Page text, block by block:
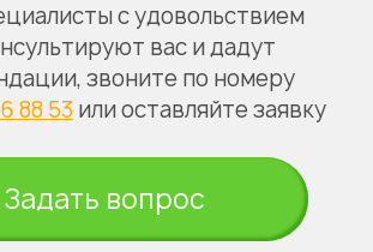
с удовольствием
вас и дадут
звоните по номеру
88 53 или оставляйте заявку
Задать вопрос